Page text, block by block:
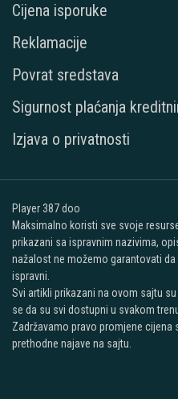
Cijena isporuke
Reklamacije
Povrat sredstava
Sigurnost plaćanja
Izjava o privatnosti
Player 387 doo
Maksimalno koristi sve svoje
prikazani sa ispravnim nazivima,
nažalost ne možemo garantovati
ispravni.
Svi artikli prikazani na ovom sajtu
se da su svi dostupni u svakom
Zadržavamo pravo promjene cijena
prethodne najave na sajtu.